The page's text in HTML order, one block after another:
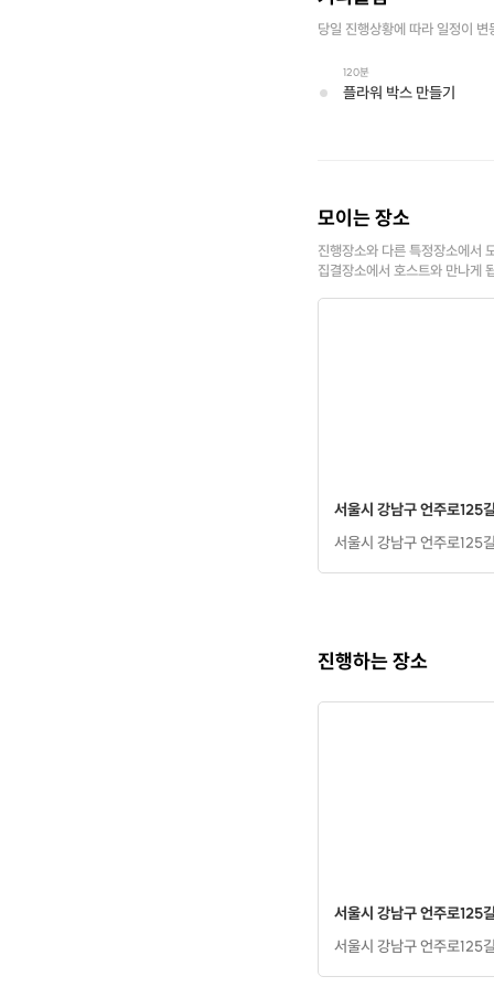
당일 진행상황에 따라 일정이
120분
플라워 박스 만들기
모이는 장소
진행장소와 다른 특정장소에서
집결장소에서 호스트와 만나게
서울시 강남구 언주로125
서울시 강남구 언주로125
진행하는 장소
서울시 강남구 언주로125
서울시 강남구 언주로125